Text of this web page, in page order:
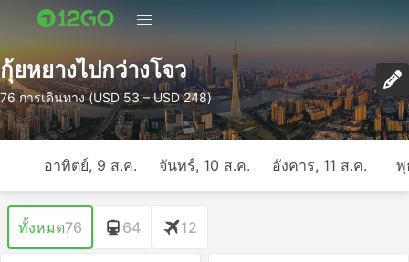
กุ้ยหยางไปกว่างโจว
76 การเดินทาง (USD 53 – USD 248)
อาทิตย์, 9 ส.ค. จันทร์, 10 ส.ค. อังคาร, 11 ส.ค. พุ
ทั้งหมด76 64 12